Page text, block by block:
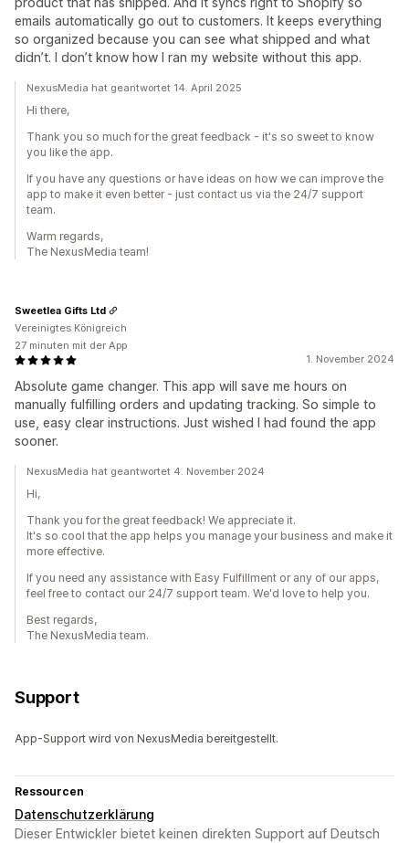
emails automatically go out to customers. It keeps everything
so organized because you can see what shipped and what
didn’t. I don’t know how I ran my website without this app.
NexusMedia hat geantwortet 14. April 2025
Hi there,
Thank you so much for the great feedback - it's so sweet to know
you like the app.
If you have any questions or have ideas on how we can improve the
app to make it even better - just contact us via the 24/7 support
team.
Warm regards,
The NexusMedia team!
1. November 2024
Absolute game changer. This app will save me hours on
manually fulfilling orders and updating tracking. So simple to
use, easy clear instructions. Just wished I had found the app
sooner.
Sweetlea Gifts Ltd
Vereinigtes Königreich
27 minuten mit der App
NexusMedia hat geantwortet 4. November 2024
Hi,
Thank you for the great feedback! We appreciate it.
It's so cool that the app helps you manage your business and make it
more effective.
If you need any assistance with Easy Fulfillment or any of our apps,
feel free to contact our 24/7 support team. We'd love to help you.
Best regards,
The NexusMedia team.
Support
App-Support wird von NexusMedia bereitgestellt.
Ressourcen
Datenschutzerklärung
Dieser Entwickler bietet keinen direkten Support auf Deutsch